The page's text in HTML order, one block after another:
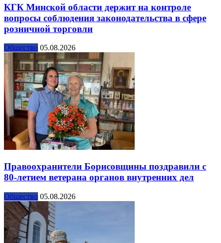
КГК Минской области держит на контроле
вопросы соблюдения законодательства в сфере
розничной торговли
Общество 05.08.2026
Правоохранители Борисовщины поздравили с
80-летием ветерана органов внутренних дел
Общество 05.08.2026